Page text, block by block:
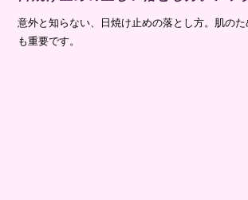
意外と知らない、日焼け止めの落とし方。肌の
も重要です。